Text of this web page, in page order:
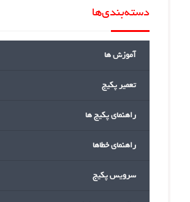
دسته‌بندی‌ها
آموزش ها
تعمیر پکیج
راهنمای پکیج ها
راهنمای خطاها
سرویس پکیج